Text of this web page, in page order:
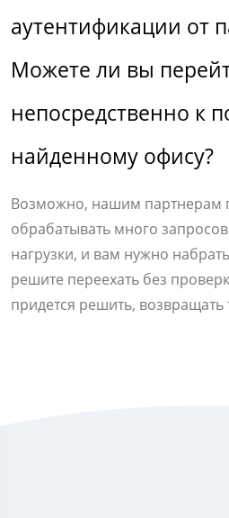
аутентификации от
Можете ли вы
непосредственно к
найденному офису?
Возможно, нашим партнерам
обрабатывать много
нагрузки, и вам нужно
решите переехать без
придется решить, возвращать